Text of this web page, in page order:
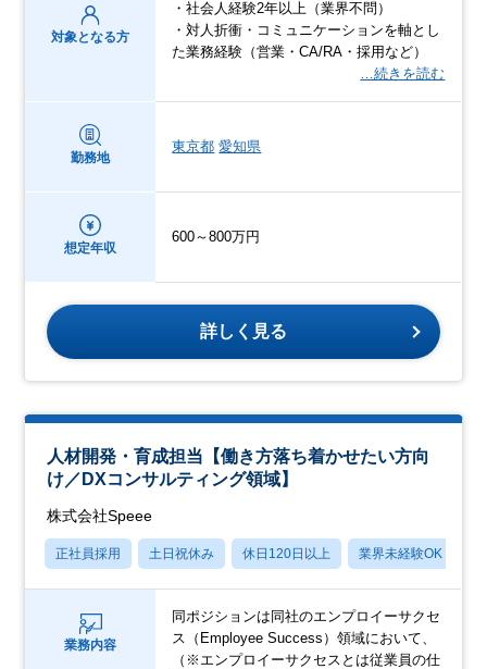
対象となる方
・社会人経験2年以上（業界不問）
・対人折衝・コミュニケーションを軸とし
た業務経験（営業・CA/RA・採用など）
…続きを読む
勤務地
東京都 愛知県
想定年収
600～800万円
詳しく見る
人材開発・育成担当【働き方落ち着かせたい方向
け／DXコンサルティング領域】
株式会社Speee
正社員採用 土日祝休み 休日120日以上 業界未経験OK
業務内容
同ポジションは同社のエンプロイーサクセ
ス（Employee Success）領域において、
（※エンプロイーサクセスとは従業員の仕